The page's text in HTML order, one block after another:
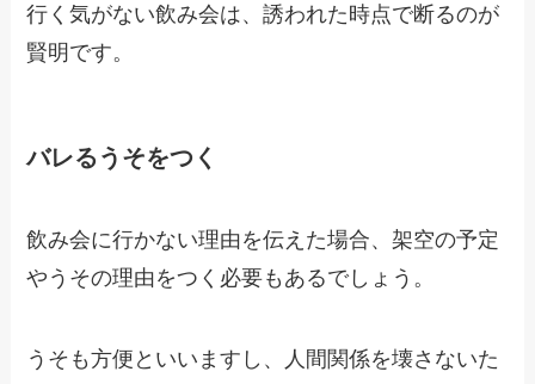
行く気がない飲み会は、誘われた時点で断るのが
賢明です。
バレるうそをつく
飲み会に行かない理由を伝えた場合、架空の予定
やうその理由をつく必要もあるでしょう。
うそも方便といいますし、人間関係を壊さないた